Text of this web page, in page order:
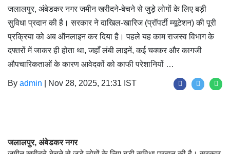
जलालपुर, अंबेडकर नगर जमीन खरीदने-बेचने से जुड़े लोगों के लिए बड़ी
सुविधा प्रदान की है। सरकार ने दाखिल-खारिज (प्रॉपर्टी म्यूटेशन) की पूरी
प्रक्रिया को अब ऑनलाइन कर दिया है। पहले यह काम राजस्व विभाग के
दफ्तरों में जाकर ही होता था, जहाँ लंबी लाइनें, कई चक्कर और कागजी
औपचारिकताओं के कारण आवेदकों को काफी परेशानियों …
By admin Nov 28, 2025, 21:31 IST
जलालपुर, अंबेडकर नगर